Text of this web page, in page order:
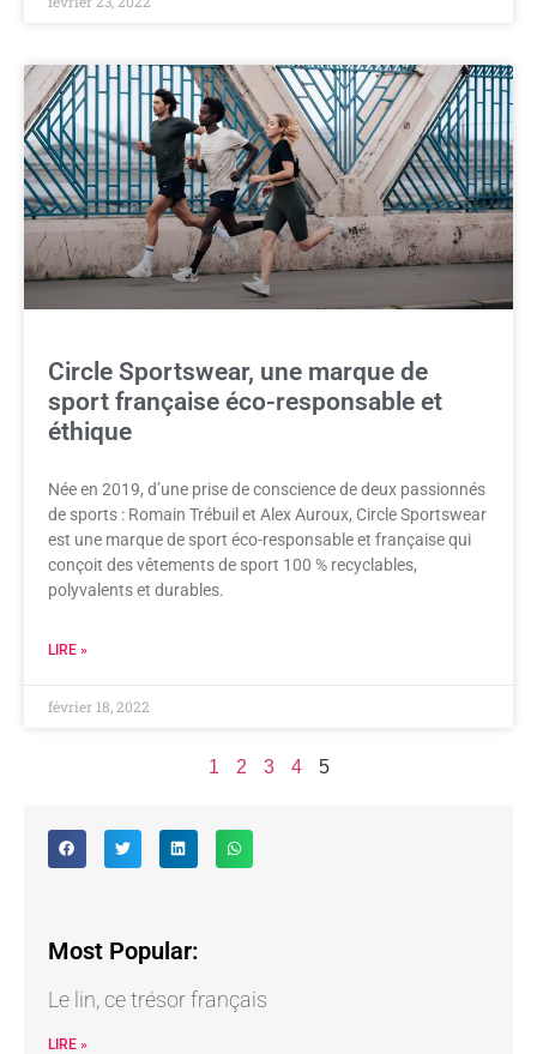
Circle Sportswear, une marque de
sport française éco-responsable et
éthique
Née en 2019, d’une prise de conscience de deux passionnés
de sports : Romain Trébuil et Alex Auroux, Circle Sportswear
est une marque de sport éco-responsable et française qui
conçoit des vêtements de sport 100 % recyclables,
polyvalents et durables.
LIRE »
février 18, 2022
1 2 3 4 5
Most Popular:
Le lin, ce trésor français
LIRE »